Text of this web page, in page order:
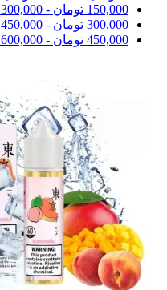
150,000 تومان -
300,000
300,000 تومان -
450,000
450,000 تومان -
600,000